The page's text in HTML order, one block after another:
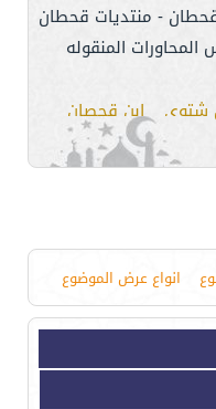
- منتديات قحطان
المنقوله
شتوي _ ابن قحصان _
انواع عرض الموضوع